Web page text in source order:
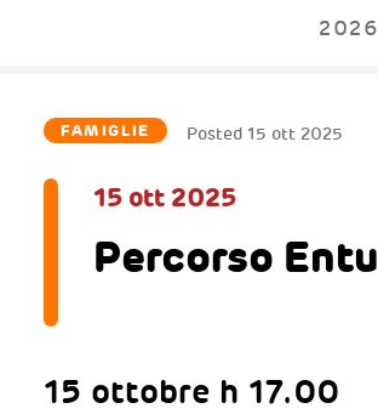
2026
FAMIGLIE Posted 15 ott 2025
15 ott 2025
Percorso
15 ottobre h 17.00